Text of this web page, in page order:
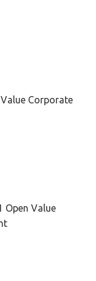
Corporate
Open Value